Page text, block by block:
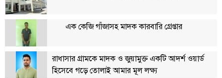
বিতর্কায়ন
নারীকণ্ঠ
চাঁদপুর
কণ্ঠের
প্রতিষ্ঠাবার্ষিকী
এক কেজি গাঁজাসহ মাদক কারবারি গ্রেপ্তার
রাধাসার গ্রামকে মাদক ও জুয়ামুক্ত একটি আদর্শ ওয়ার্ড
হিসেবে গড়ে তোলাই আমার মূল লক্ষ্য